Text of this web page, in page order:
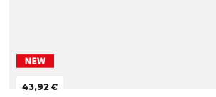
43,92 €